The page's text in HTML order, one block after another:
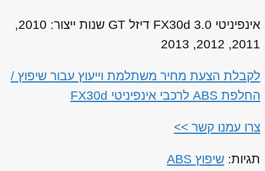
אינפיניטי FX30d 3.0 דיזל GT שנות ייצור: 2010,
2011, 2012, 2013
לקבלת הצעת מחיר משתלמת וייעוץ עבור שיפוץ /
החלפת ABS לרכבי אינפיניטי FX30d
צרו עמנו קשר >>
תגיות: שיפוץ ABS